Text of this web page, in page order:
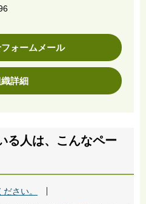
ォームメール
詳細
る人は、こんなペー
さい。